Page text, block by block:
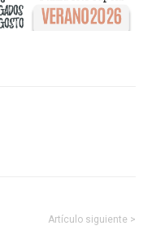
Artículo siguiente >